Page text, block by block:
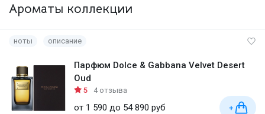
Ароматы коллекции
ноты описание
Парфюм Dolce & Gabbana Velvet Desert
Oud
5 4 отзыва
от 1 590 до 54 890 руб +